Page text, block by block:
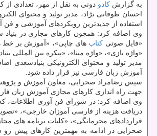
به گزارش كادو دونی به نقل از مهر، تعدادی
احسان طوفانی نژاد، مدیر تولید و محتوای
استفاده از جدیدترین رویكردهای آموزشی و
وی اضافه كرد: همچون كارهای مجازی در
«فایل صوتی كتاب های چاپی»، «آموزش بر خط
«واژه بازی»، «واژه مینا»، «پیكره بین المللی
مدیر تولید و محتوای الكترونیكی بنیادسعدی
آموزش زبان فارسی نیز قرار داده شود.
سپس رضامراد صحرایی، معاون آموزش و پژوهش
جهت راه اندازی كارهای مجازی آموزش زبان
دریافت هزینه از فارسی آموزان خارجی»،
قراردادهای محرمانگی»، «كلیات برنامه های
صحرایی در ادامه به مهمترین كارهای پیش رو